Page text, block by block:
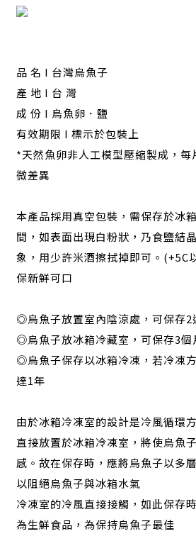
品 名 I 台灣烏魚子
產 地 I 台 灣
成 份 I 烏魚卵．鹽
有效期限 I 標示於包裝上
*天然魚卵非人工模型壓縮製成，每
微差異
本產品採用真空包裝，需保存於冰
間，如表面出現白粉狀，乃食鹽結
象，用少許米酒擦拭掉即可。(+5C
保新鮮可口
◎烏魚子放置室內陰涼處，可保存2
◎烏魚子放冰箱冷藏室，可保存3個
◎烏魚子保存以冰箱冷凍，若冷凍
達1年
由於冰箱冷凍室的設計是冷風循環
直接放置於冰箱冷凍室，將使烏魚
感。故在保存時，應將烏魚子以多
以阻絕烏魚子與冰箱水氣
冷凍室的冷風直接接觸，如此保存
為生鮮食品，為保持烏魚子最佳